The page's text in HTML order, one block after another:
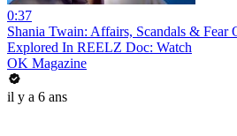
0:37
Shania Twain: Affairs, Scandals & Fear
Explored In REELZ Doc: Watch
OK Magazine
il y a 6 ans